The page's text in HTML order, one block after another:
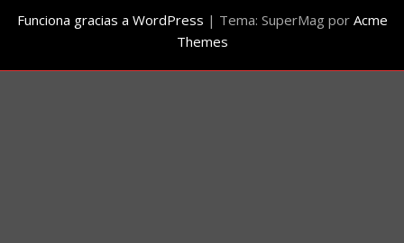
Funciona gracias a WordPress | Tema: SuperMag por Acme
Themes